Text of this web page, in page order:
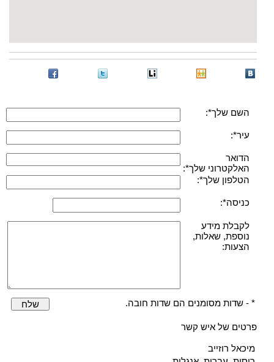
השם שלך*:
עיר*:
הדואר
האלקטרוני שלך*:
הטלפון שלך*:
כניסה*:
לקבלת מידע
נוספת, שאלות,
הצעות:
* - שדות מסומנים הם שדות חובה. שלח
פרטים של איש קשר
מיכאל רוזייב